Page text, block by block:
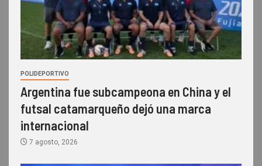
POLIDEPORTIVO
Argentina fue subcampeona en China y el
futsal catamarqueño dejó una marca
internacional
7 agosto, 2026